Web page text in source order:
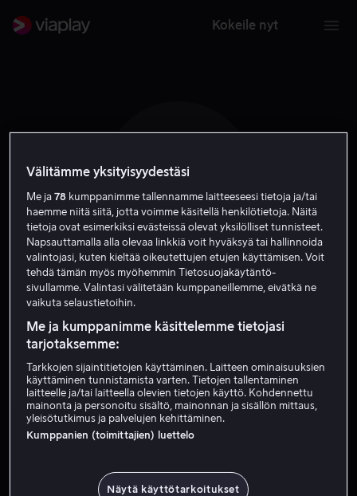
Kokeile nyt
S L
Staffan Lindberg
Kirjoittaja Ohjaaja
Välitämme yksityisyydestäsi
Me ja78 kumppanimme tallennamme laitteeseesi tietoja ja/tai
haemme niitä siitä, jotta voimme käsitellä henkilötietoja. Näitä
tietoja ovat esimerkiksi evästeissä olevat yksilölliset tunnisteet.
Napsauttamalla alla olevaa linkkiä voit hyväksyä tai hallinnoida
valintojasi, kuten kieltää oikeutettujen etujen käyttämisen. Voit
tehdä tämän myös myöhemmin Tietosuojakäytäntö-
sivullamme. Valintasi välitetään kumppaneillemme, eivätkä ne
vaikuta selaustietoihin.
Me ja kumppanimme käsittelemme tietojasi
tarjotaksemme:
Tarkkojen sijaintitietojen käyttäminen. Laitteen ominaisuuksien
käyttäminen tunnistamista varten. Tietojen tallentaminen
laitteelle ja/tai laitteella olevien tietojen käyttö. Kohdennettu
mainonta ja personoitu sisältö, mainonnan ja sisällön mittaus,
yleisötutkimus ja palvelujen kehittäminen.
Kumppanien (toimittajien) luettelo
Näytä käyttötarkoitukset